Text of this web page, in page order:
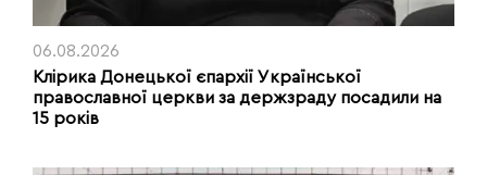
06.08.2026
Клірика Донецької єпархії Української
православної церкви за держзраду посадили на
15 років